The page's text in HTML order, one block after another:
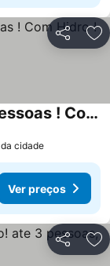
Partilhar
Saint Sebastian Flat C - Ate 4 Pessoas ! Com Hidro ! Centro
cidade
Ver preços
Partilhar